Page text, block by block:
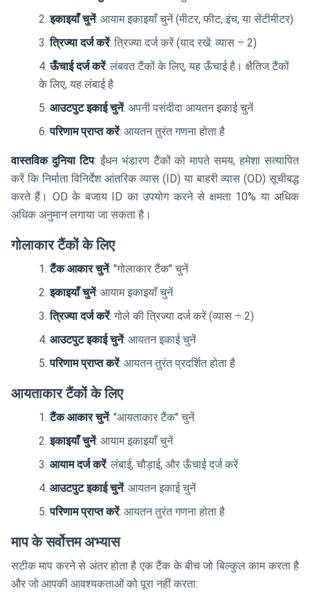
इकाइयाँ चुनें: आयाम इकाइयाँ चुनें (मीटर, फीट, इंच, या सेंटीमीटर)
त्रिज्या दर्ज करें: त्रिज्या दर्ज करें (याद रखें: व्यास ÷ 2)
ऊँचाई दर्ज करें: लंबवत टैंकों के लिए, यह ऊँचाई है। क्षैतिज टैंकों
के लिए, यह लंबाई है
आउटपुट इकाई चुनें: अपनी पसंदीदा आयतन इकाई चुनें
परिणाम प्राप्त करें: आयतन तुरंत गणना होता है
वास्तविक दुनिया टिप: ईंधन भंडारण टैंकों को मापते समय, हमेशा सत्यापित
करें कि निर्माता विनिर्देश आंतरिक व्यास (ID) या बाहरी व्यास (OD) सूचीबद्ध
करते हैं। OD के बजाय ID का उपयोग करने से क्षमता 10% या अधिक
अधिक अनुमान लगाया जा सकता है।
गोलाकार टैंकों के लिए
टैंक आकार चुनें: "गोलाकार टैंक" चुनें
इकाइयाँ चुनें: आयाम इकाइयाँ चुनें
त्रिज्या दर्ज करें: गोले की त्रिज्या दर्ज करें (व्यास ÷ 2)
आउटपुट इकाई चुनें: आयतन इकाई चुनें
परिणाम प्राप्त करें: आयतन तुरंत प्रदर्शित होता है
आयताकार टैंकों के लिए
टैंक आकार चुनें: "आयताकार टैंक" चुनें
इकाइयाँ चुनें: आयाम इकाइयाँ चुनें
आयाम दर्ज करें: लंबाई, चौड़ाई, और ऊँचाई दर्ज करें
आउटपुट इकाई चुनें: आयतन इकाई चुनें
परिणाम प्राप्त करें: आयतन तुरंत गणना होता है
माप के सर्वोत्तम अभ्यास
सटीक माप करने से अंतर होता है एक टैंक के बीच जो बिल्कुल काम करता है
और जो आपकी आवश्यकताओं को पूरा नहीं करता: